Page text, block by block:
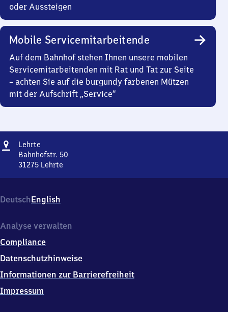
oder Aussteigen
Mobile Servicemitarbeitende
Auf dem Bahnhof stehen Ihnen unsere mobilen
Servicemitarbeitenden mit Rat und Tat zur Seite
– achten Sie auf die burgundy farbenen Mützen
mit der Aufschrift „Service“
Adresse
Lehrte
Bahnhofstr. 50
31275 Lehrte
50,
3
2
5
Lehrte
DeutschEnglish
Analyse verwalten
Compliance
Datenschutzhinweise
Informationen zur Barrierefreiheit
Impressum